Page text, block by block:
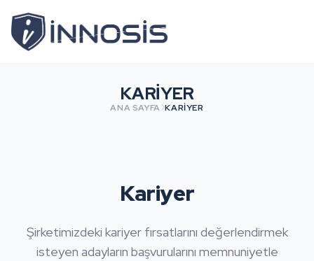
KARIYER
ANA SAYFA KARIYER
Kariyer
Şirketimizdeki kariyer fırsatlarını değerlendirmek
isteyen adayların başvurularını memnuniyetle